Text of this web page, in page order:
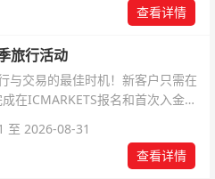
查看详情
旅行活动
与交易的最佳时机！新客户只需在
在ICMARKETS报名和首次入金即
至 2026-08-31
查看详情